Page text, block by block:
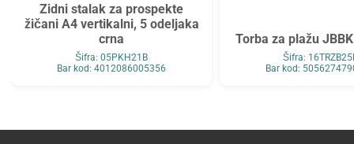
Zidni stalak za prospekte
žičani A4 vertikalni, 5 odeljaka
crna
Šifra: 05PKH21B
Bar kod: 4012086005356
Torba za plažu
Šifra:
Bar kod: